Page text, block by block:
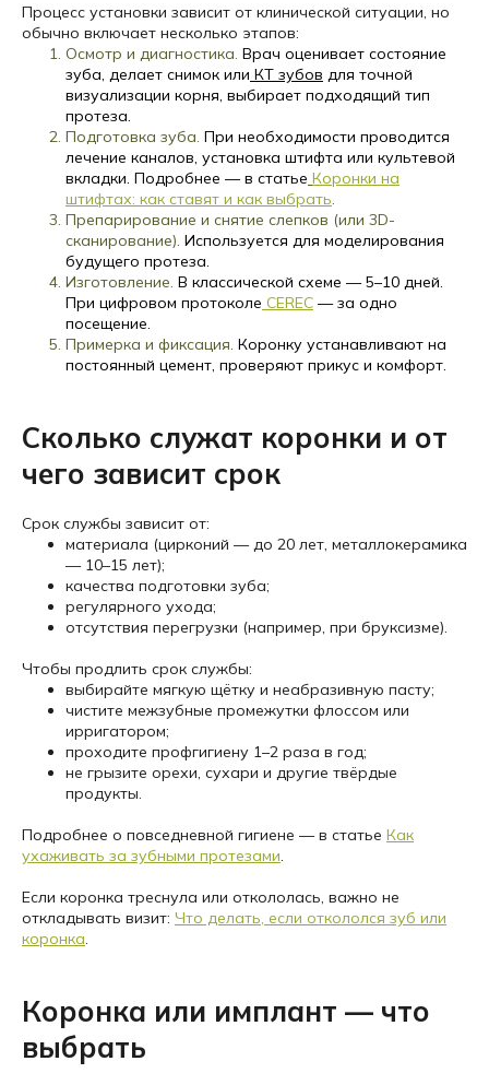
Процесс установки зависит от клинической ситуации, но
обычно включает несколько этапов:
Осмотр и диагностика. Врач оценивает состояние
зуба, делает снимок или КТ зубов для точной
визуализации корня, выбирает подходящий тип
протеза.
Подготовка зуба. При необходимости проводится
лечение каналов, установка штифта или культевой
вкладки. Подробнее — в статье Коронки на
штифтах: как ставят и как выбрать.
Препарирование и снятие слепков (или 3D-
сканирование). Используется для моделирования
будущего протеза.
Изготовление. В классической схеме — 5–10 дней.
При цифровом протоколе CEREC — за одно
посещение.
Примерка и фиксация. Коронку устанавливают на
постоянный цемент, проверяют прикус и комфорт.
Сколько служат коронки и от
чего зависит срок
Срок службы зависит от:
материала (цирконий — до 20 лет, металлокерамика
— 10–15 лет);
качества подготовки зуба;
регулярного ухода;
отсутствия перегрузки (например, при бруксизме).
Чтобы продлить срок службы:
выбирайте мягкую щётку и неабразивную пасту;
чистите межзубные промежутки флоссом или
ирригатором;
проходите профгигиену 1–2 раза в год;
не грызите орехи, сухари и другие твёрдые
продукты.
Подробнее о повседневной гигиене — в статье Как
ухаживать за зубными протезами.
Если коронка треснула или откололась, важно не
откладывать визит: Что делать, если откололся зуб или
коронка.
Коронка или имплант — что
выбрать